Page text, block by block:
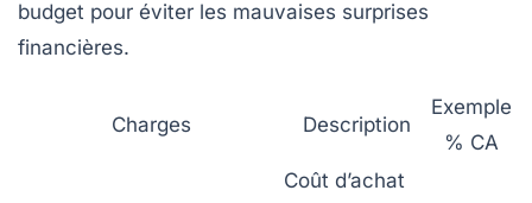
budget pour éviter les mauvaises surprises
financières.
Charges Description
Exemple
% CA
Coût d’achat